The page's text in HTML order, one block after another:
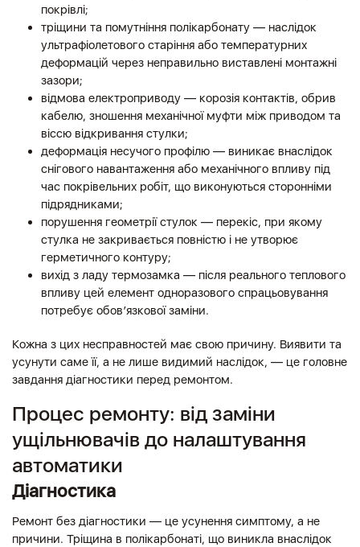
покрівлі;
тріщини та помутніння полікарбонату — наслідок
ультрафіолетового старіння або температурних
деформацій через неправильно виставлені монтажні
зазори;
відмова електроприводу — корозія контактів, обрив
кабелю, зношення механічної муфти між приводом та
віссю відкривання стулки;
деформація несучого профілю — виникає внаслідок
снігового навантаження або механічного впливу під
час покрівельних робіт, що виконуються сторонніми
підрядниками;
порушення геометрії стулок — перекіс, при якому
стулка не закривається повністю і не утворює
герметичного контуру;
вихід з ладу термозамка — після реального теплового
впливу цей елемент одноразового спрацьовування
потребує обов’язкової заміни.
Кожна з цих несправностей має свою причину. Виявити та
усунути саме її, а не лише видимий наслідок, — це головне
завдання діагностики перед ремонтом.
Процес ремонту: від заміни
ущільнювачів до налаштування
автоматики
Діагностика
Ремонт без діагностики — це усунення симптому, а не
причини. Тріщина в полікарбонаті, що виникла внаслідок